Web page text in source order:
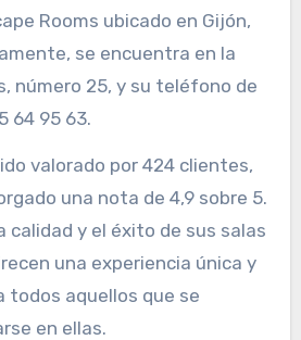
Rooms ubicado en Gijón,
se encuentra en la
número 25, y su teléfono de
64 95 63.
valorado por 424 clientes,
una nota de 4,9 sobre 5.
calidad y el éxito de sus salas
una experiencia única y
todos aquellos que se
en ellas.